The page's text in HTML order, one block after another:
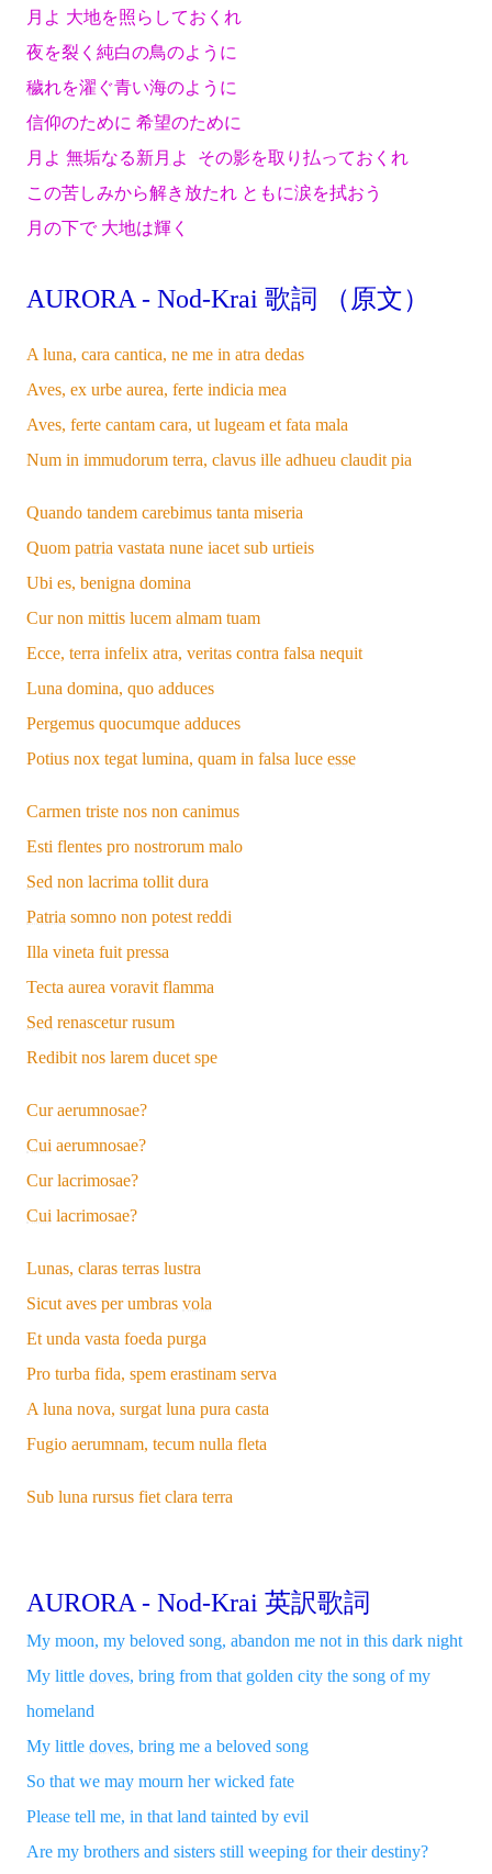
月よ 大地を照らしておくれ
夜を裂く純白の鳥のように
穢れを濯ぐ青い海のように
信仰のために 希望のために
月よ 無垢なる新月 よ その影を取り払っておくれ
この苦しみから解き放たれ ともに涙を拭おう
月の下で 大地は輝く
AURORA - Nod-Krai 歌詞 （原文）
A luna, cara cantica, ne me in atra dedas
Aves, ex urbe aurea, ferte indicia mea
Aves, ferte cantam cara, ut lugeam et fata mala
Num in immudorum terra, clavus ille adhueu claudit pia
Quando tandem carebimus tanta miseria
Quom patria vastata nune iacet sub urtieis
Ubi es, benigna domina
Cur non mittis lucem almam tuam
Ecce, terra infelix atra, veritas contra falsa nequit
Luna domina, quo adduces
Pergemus quocumque adduces
Potius nox tegat lumina, quam in falsa luce esse
Carmen tristе nos non canimus
Esti flentes pro nostrorum malo
Sed non lacrima tollit dura
Patria somno non potеst reddi
Illa vineta fuit pressa
Tecta aurea voravit flamma
Sed renascetur rusum
Redibit nos larem ducet spe
Cur aerumnosae?
Cui aerumnosae?
Cur lacrimosae?
Cui lacrimosae?
Lunas, claras terras lustra
Sicut aves per umbras vola
Et unda vasta foeda purga
Pro turba fida, spem erastinam serva
A luna nova, surgat luna pura casta
Fugio aerumnam, tecum nulla fleta
Sub luna rursus fiet clara terra
AURORA - Nod-Krai 英訳歌詞
My moon, my beloved song, abandon me not in this dark night
My little doves, bring from that golden city the song of my
homeland
My little doves, bring me a beloved song
So that we may mourn her wicked fate
Please tell me, in that land tainted by evil
Are my brothers and sisters still weeping for their destiny?